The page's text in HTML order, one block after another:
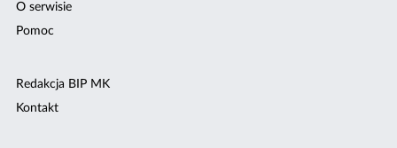
O serwisie
Pomoc
Redakcja BIP MK
Kontakt